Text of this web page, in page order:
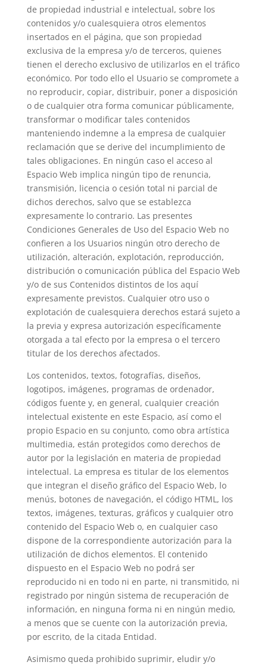
de propiedad industrial e intelectual, sobre los
contenidos y/o cualesquiera otros elementos
insertados en el página, que son propiedad
exclusiva de la empresa y/o de terceros, quienes
tienen el derecho exclusivo de utilizarlos en el tráfico
económico. Por todo ello el Usuario se compromete a
no reproducir, copiar, distribuir, poner a disposición
o de cualquier otra forma comunicar públicamente,
transformar o modificar tales contenidos
manteniendo indemne a la empresa de cualquier
reclamación que se derive del incumplimiento de
tales obligaciones. En ningún caso el acceso al
Espacio Web implica ningún tipo de renuncia,
transmisión, licencia o cesión total ni parcial de
dichos derechos, salvo que se establezca
expresamente lo contrario. Las presentes
Condiciones Generales de Uso del Espacio Web no
confieren a los Usuarios ningún otro derecho de
utilización, alteración, explotación, reproducción,
distribución o comunicación pública del Espacio Web
y/o de sus Contenidos distintos de los aquí
expresamente previstos. Cualquier otro uso o
explotación de cualesquiera derechos estará sujeto a
la previa y expresa autorización específicamente
otorgada a tal efecto por la empresa o el tercero
titular de los derechos afectados.
Los contenidos, textos, fotografías, diseños,
logotipos, imágenes, programas de ordenador,
códigos fuente y, en general, cualquier creación
intelectual existente en este Espacio, así como el
propio Espacio en su conjunto, como obra artística
multimedia, están protegidos como derechos de
autor por la legislación en materia de propiedad
intelectual. La empresa es titular de los elementos
que integran el diseño gráfico del Espacio Web, lo
menús, botones de navegación, el código HTML, los
textos, imágenes, texturas, gráficos y cualquier otro
contenido del Espacio Web o, en cualquier caso
dispone de la correspondiente autorización para la
utilización de dichos elementos. El contenido
dispuesto en el Espacio Web no podrá ser
reproducido ni en todo ni en parte, ni transmitido, ni
registrado por ningún sistema de recuperación de
información, en ninguna forma ni en ningún medio,
a menos que se cuente con la autorización previa,
por escrito, de la citada Entidad.
Asimismo queda prohibido suprimir, eludir y/o